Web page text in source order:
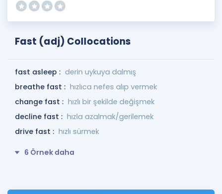
Fast (adj) Collocations
fast asleep : derin uykuya dalmış
breathe fast : hızlıca nefes alıp vermek
change fast : hızlı bir şekilde değişmek
decline fast : hızla azalmak/gerilemek
drive fast : hızlı sürmek
6 Örnek daha